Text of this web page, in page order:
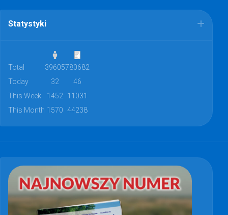
Statystyki
Total 39605780682
Today
32
46
This Week
1452
11031
This Month 1570 44238